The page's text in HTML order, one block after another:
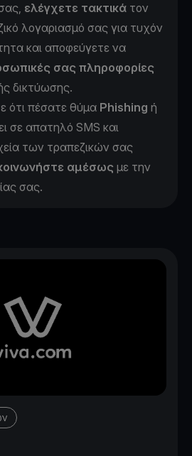
ελέγχετε τακτικά τον
λογαριασμό σας για τυχόν
και αποφεύγετε να
σας πληροφορίες
δικτύωσης.
ότι πέσατε θύμα Phishing ή
σε απατηλό SMS και
των τραπεζικών σας
αμέσωςμε την
σας.